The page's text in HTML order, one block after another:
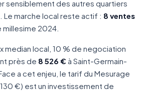
sensiblement des autres quartiers
Le marche local reste actif : 8 ventes
millesime 2024.
median local, 10 % de negociation
près de 8 526 € à Saint-Germain-
a cet enjeu, le tarif du Mesurage
€) est un investissement de